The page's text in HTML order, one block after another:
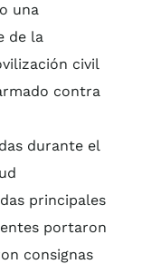
una
de la
civil
contra
durante el
principales
portaron
consignas